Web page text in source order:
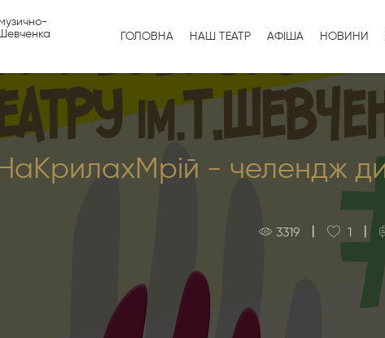
ГОЛОВНА НАШ ТЕАТР АФІША НОВИНИ
- челендж
3319 1